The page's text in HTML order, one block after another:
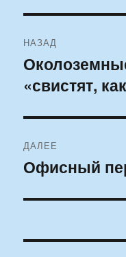
по
записям
НАЗАД
Предыдущая
запись:
«свистят,
ДАЛЕЕ
Следующая
Офисный